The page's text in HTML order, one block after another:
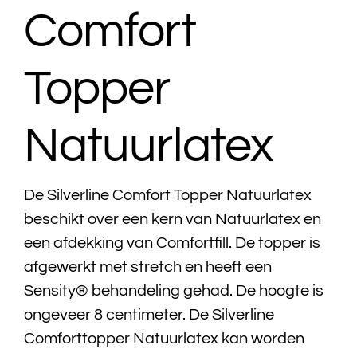
Topmatrassen
Dekbedden
Badtextiel
Over ons
Onze showroom
Comfort
Topper
Natuurlatex
De Silverline Comfort Topper Natuurlatex
beschikt over een kern van Natuurlatex en
een afdekking van Comfortfill. De topper is
afgewerkt met stretch en heeft een
Sensity® behandeling gehad. De hoogte is
ongeveer 8 centimeter. De Silverline
Comforttopper Natuurlatex kan worden